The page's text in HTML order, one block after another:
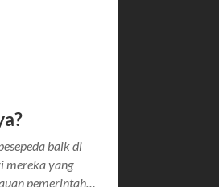
baik di
mereka yang
pemerintah…